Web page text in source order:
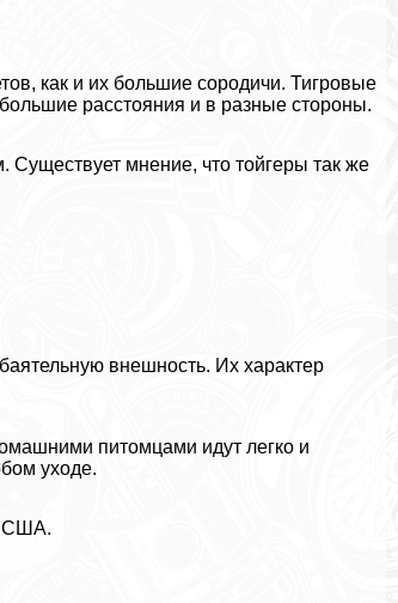
как и их большие сородичи. Тигровые
расстояния и в разные стороны.
Существует мнение, что тойгеры так же
внешность. Их хаpaктер
питомцами идут легко и
уходе.
США.